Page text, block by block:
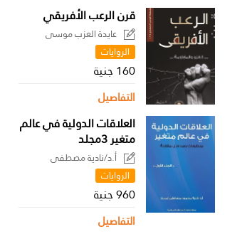
قرن الرعب الأفريقي
عايدة العزب موسى
الروايات
160 جنية
التفاصيل
العلاقات الدولية في عالم
متغير 3مجلد
أ.د/نادية مصطفى
الروايات
960 جنية
التفاصيل